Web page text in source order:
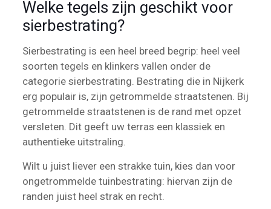
Welke tegels zijn geschikt voor
sierbestrating?
Sierbestrating is een heel breed begrip: heel veel
soorten tegels en klinkers vallen onder de
categorie sierbestrating. Bestrating die in Nijkerk
erg populair is, zijn getrommelde straatstenen. Bij
getrommelde straatstenen is de rand met opzet
versleten. Dit geeft uw terras een klassiek en
authentieke uitstraling.
Wilt u juist liever een strakke tuin, kies dan voor
ongetrommelde tuinbestrating: hiervan zijn de
randen juist heel strak en recht.